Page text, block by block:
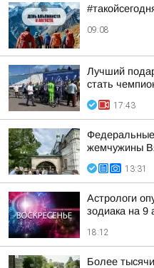
09:08
Лучший
стать
17:43
жемчужины
13:31
Астрологи
зодиака на 9
18:12
Более